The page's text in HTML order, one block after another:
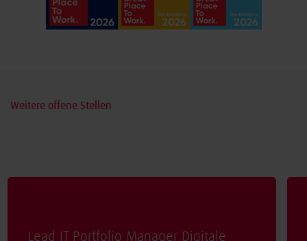
Weitere offene Stellen
Lead IT Portfolio Manager Digitale